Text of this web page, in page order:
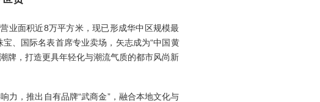
业面积近8万平方米，现已形成华中区规模最
、国际名表首席专业卖场，矢志成为“中国黄
牌，打造更具年轻化与潮流气质的都市风尚新
力，推出自有品牌“武商金”，融合本地文化与